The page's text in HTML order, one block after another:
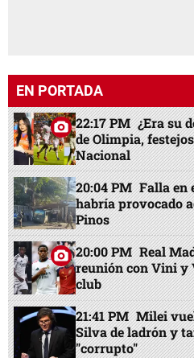
EN PORTADA
22:17 PM ¿Era su
de Olimpia,
Nacional
20:04 PM Falla en
habría provocado
Pinos
20:00 PM Real
reunión con Vini y
club
21:41 PM Milei
Silva de ladrón y
"corrupto"